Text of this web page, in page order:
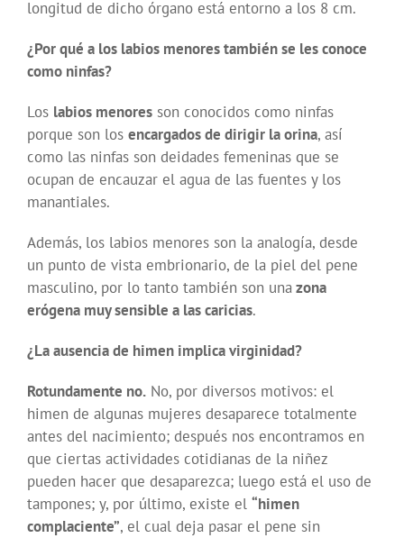
longitud de dicho órgano está entorno a los 8 cm.
¿Por qué a los labios menores también se les conoce
como ninfas?
Los labios menores son conocidos como ninfas
porque son los encargados de dirigir la orina, así
como las ninfas son deidades femeninas que se
ocupan de encauzar el agua de las fuentes y los
manantiales.
Además, los labios menores son la analogía, desde
un punto de vista embrionario, de la piel del pene
masculino, por lo tanto también son unazona
erógena muy sensible a las caricias.
¿La ausencia de himen implica virginidad?
Rotundamente no. No, por diversos motivos: el
himen de algunas mujeres desaparece totalmente
antes del nacimiento; después nos encontramos en
que ciertas actividades cotidianas de la niñez
pueden hacer que desaparezca; luego está el uso de
tampones; y, por último, existe el “himen
complaciente”, el cual deja pasar el pene sin